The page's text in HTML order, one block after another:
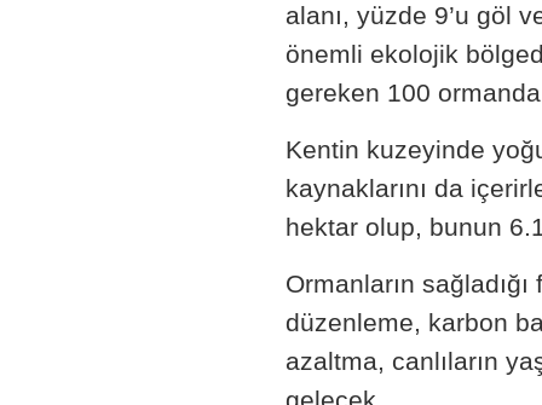
alanı, yüzde 9’u göl
önemli ekolojik
gereken 100
Kentin kuzeyinde
kaynaklarını da
hektar olup, bunun
Ormanların
düzenleme, karbon
azaltma, canlıların